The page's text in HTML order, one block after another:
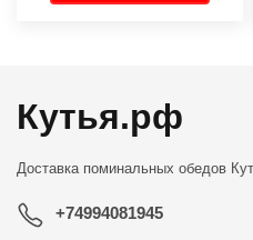
Кутья.рф
Доставка поминальных обедов
+74994081945